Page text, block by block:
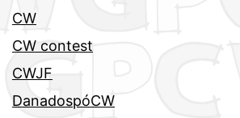
CW
CW contest
CWJF
DanadospóCW